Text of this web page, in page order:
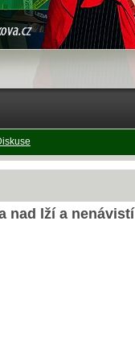
nad lží a nenávistí